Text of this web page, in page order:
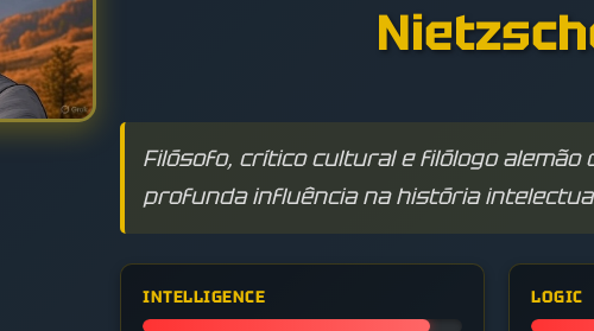
Filósofo, crítico cultural e filólogo alemão
profunda influência na história
INTELLIGENCE LOGIC